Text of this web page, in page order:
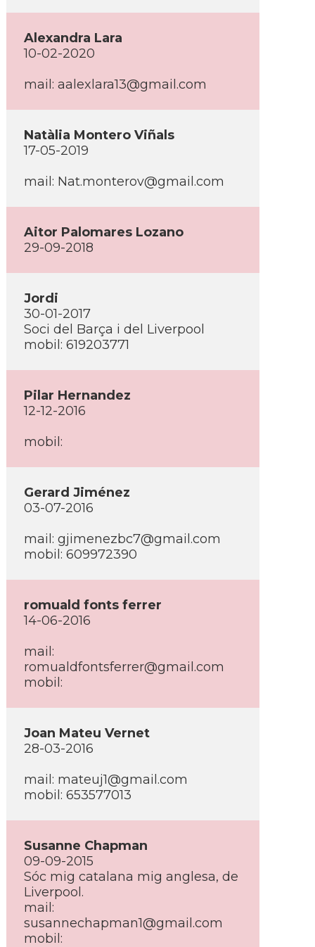
Alexandra Lara
10-02-2020
mail: aalexlara13@gmail.com
Natàlia Montero Viñals
17-05-2019
mail: Nat.monterov@gmail.com
Aitor Palomares Lozano
29-09-2018
Jordi
30-01-2017
Soci del Barça i del Liverpool
mobil: 619203771
Pilar Hernandez
12-12-2016
mobil:
Gerard Jiménez
03-07-2016
mail: gjimenezbc7@gmail.com
mobil: 609972390
romuald fonts ferrer
14-06-2016
mail:
romualdfontsferrer@gmail.com
mobil:
Joan Mateu Vernet
28-03-2016
mail: mateuj1@gmail.com
mobil: 653577013
Susanne Chapman
09-09-2015
Sóc mig catalana mig anglesa, de
Liverpool.
mail:
susannechapman1@gmail.com
mobil: